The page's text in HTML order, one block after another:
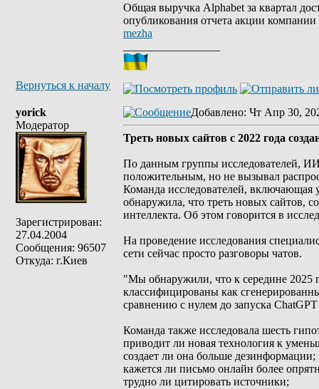
Общая выручка Alphabet за квартал
опубликования отчета акции
mezha
Вернуться к началу
yorick
Модератор
Зарегистрирован:
27.04.2004
Сообщения: 96507
Откуда: г.Киев
Добавлено: Чт Апр 30,
Треть новых сайтов с 2022 года
По данным группы исследователей, ИИ
положительным, но не вызывал
Команда исследователей,
обнаружила, что треть новых сайтов,
интеллекта. Об этом говорится в
На проведение исследования
сети сейчас просто разговоры чатов.
"Мы обнаружили, что к середине 2025
классифицированы как
сравнению с нулем до запуска
Команда также исследовала шесть
приводит ли новая технология к
создает ли она больше дезинформации;
кажется ли письмо онлайн более
трудно ли цитировать источники;